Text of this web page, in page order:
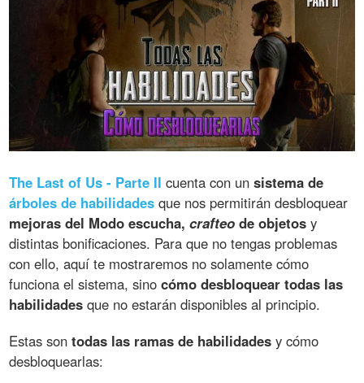
The Last of Us - Parte II cuenta con unsistema de
árboles de habilidades que nos permitirán desbloquear
mejoras del Modo escucha,crafteo de objetos y
distintas bonificaciones. Para que no tengas problemas
con ello, aquí te mostraremos no solamente cómo
funciona el sistema, sinocómo desbloquear todas las
habilidades que no estarán disponibles al principio.
Estas sontodas las ramas de habilidades y cómo
desbloquearlas: